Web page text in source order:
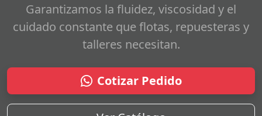
Garantizamos la fluidez, viscosidad y el
cuidado constante que flotas, repuesteras y
talleres necesitan.
Cotizar Pedido